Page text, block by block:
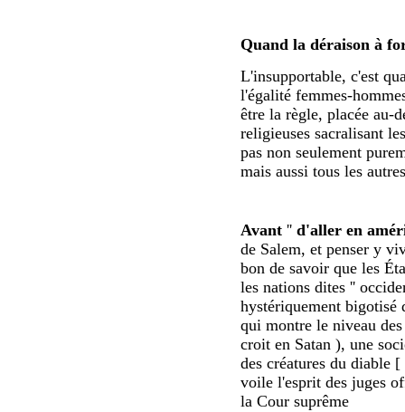
Quand la déraison à
L'insupportable, c'est
l'égalité femmes-
être la règle, placée au-
religieuses sacralisant
pas non seulement
mais aussi tous les
Avant '' d'aller en
de Salem, et penser y
bon de savoir que les
les nations dites ''
hystériquement bigotisé
qui montre le niveau
croit en Satan ), une
des créatures du diable [
voile l'esprit des juges
la Cour suprême